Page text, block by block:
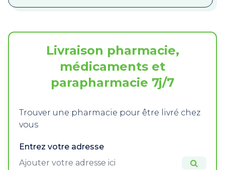
Livraison pharmacie,
médicaments et
parapharmacie 7j/7
Trouver une pharmacie pour être livré chez
vous
Entrez votre adresse